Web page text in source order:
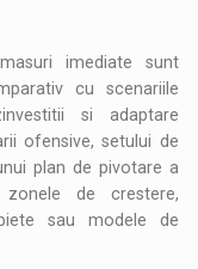
imediate sunt
cu scenariile
si adaptare
ofensive, setului de
plan de pivotare a
de crestere,
sau modele de